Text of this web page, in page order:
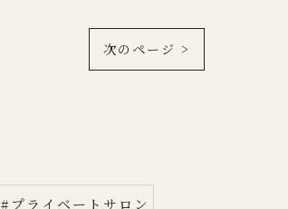
次のページ >
#プライベートサロン